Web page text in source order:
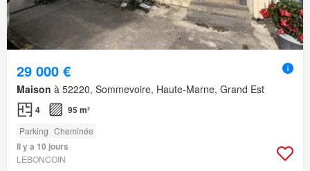
29 000 €
Maison à 52220, Sommevoire, Haute-Marne, Grand Est
4 95 m²
Parking Cheminée
Il y a 10 jours
LEBONCOIN